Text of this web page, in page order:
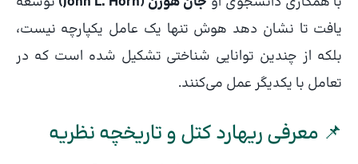
یافت تا نشان دهد هوش تنها یک عامل یکپارچه نیست،
بلکه از چندین توانایی شناختی تشکیل شده است که در
تعامل با یکدیگر عمل می‌کنند.
📌 معرفی ریهارد کتل و تاریخچه نظریه